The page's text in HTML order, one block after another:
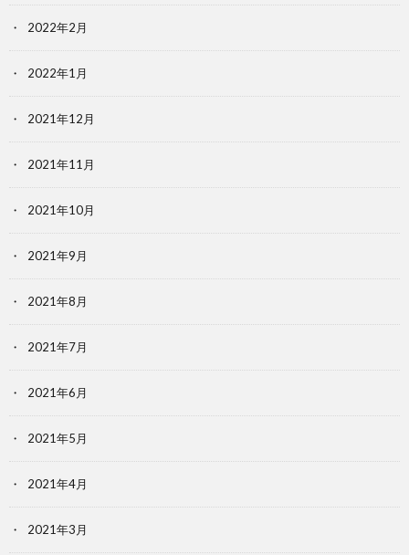
2022年2月
2022年1月
2021年12月
2021年11月
2021年10月
2021年9月
2021年8月
2021年7月
2021年6月
2021年5月
2021年4月
2021年3月